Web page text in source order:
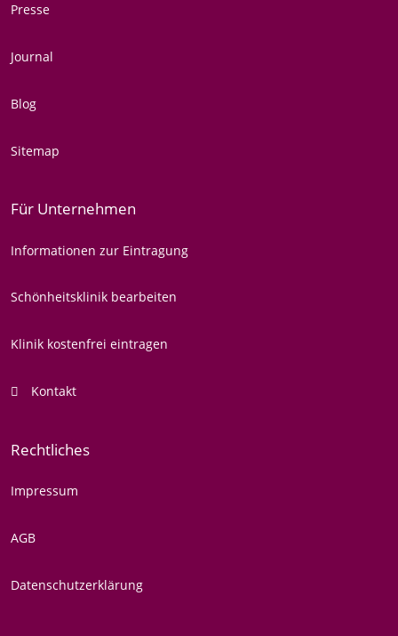
Presse
Journal
Blog
Sitemap
Für Unternehmen
Informationen zur Eintragung
Schönheitsklinik bearbeiten
Klinik kostenfrei eintragen
Kontakt
Rechtliches
Impressum
AGB
Datenschutzerklärung